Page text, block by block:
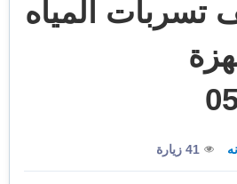
المياه
41 زيارة